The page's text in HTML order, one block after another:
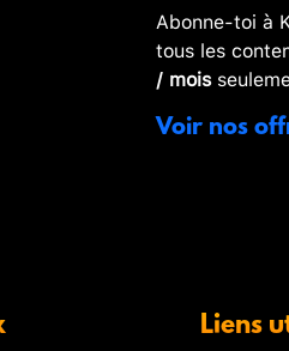
Abonne-toi à
tous les
/ mois
Voir nos
Liens